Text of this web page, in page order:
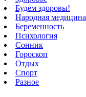
Будем здоровы!
Народная медицина
Беременность
Психология
Сонник
Гороскоп
Отдых
Спорт
Разное